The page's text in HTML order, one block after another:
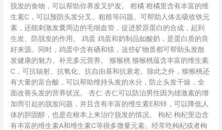
脱发的食物，可以帮助你养发又护发。 柑橘 柑橘里含有丰富的维
生素C，可以预防头发分叉、粗糙等问题。可帮助人体去吸收铁元
素，还能刺激发囊周边的毛细血管，促进胶原蛋白的合成，起到
生发、防脱发的作用。 鸡蛋 鸡蛋和奶制品如酸奶，是蛋白质的良
好来源。同时，鸡蛋中含有硒和镁，这些矿物质都可帮助头发散
发健康的魅力、补充多元营养。 猕猴桃 猕猴桃蕴含丰富的维生素
C，可抗辐射、抗氧化、抗自由基和抗衰老。除此之外，猕猴桃还
有大量的富合酸，可以帮助维持头发的水分，防止头发干燥，全
面改善头发的营养状况。 杏仁 杏仁可以防治男性因为雄激素的增
加而引起的脱发问题，并且含有丰富的维生素E和锌，可以降低人
体的胆固醇，也是在根本上来治疗脱发的情况。 枸杞 枸杞里边含
有丰富的维生素A和维生素C等很多微量元素。经常吃枸杞或者枸